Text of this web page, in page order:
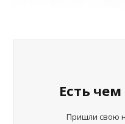
Есть
Пришли свою